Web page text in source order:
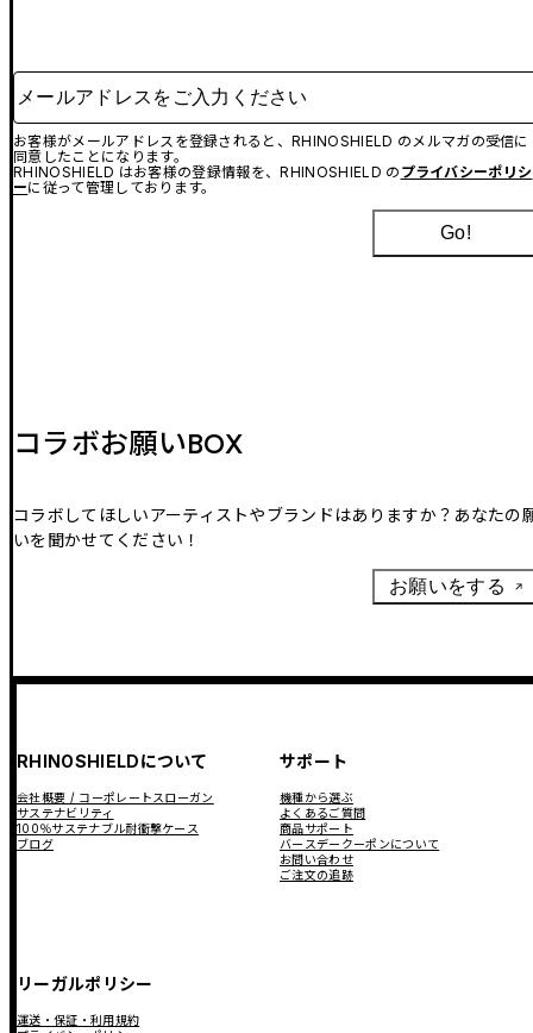
メールアドレスをご入力ください
お客様がメールアドレスを登録されると、RHINOSHIELD のメルマガの受信に
同意したことになります。
RHINOSHIELD はお客様の登録情報を、RHINOSHIELD の プライバシーポリシ
ーに従って管理しております。
Go!
コラボお願いBOX
コラボしてほしいアーティストやブランドはありますか？あなたの
いを聞かせてください！
お願いをする
RHINOSHIELDについて
会社概要 / コーポレートスローガン
サステナビリティ
100％サステナブル耐衝撃ケース
ブログ
サポート
機種から選ぶ
よくあるご質問
商品サポート
バースデークーポンについて
お問い合わせ
ご注文の追跡
リーガルポリシー
運送・保証・利用規約